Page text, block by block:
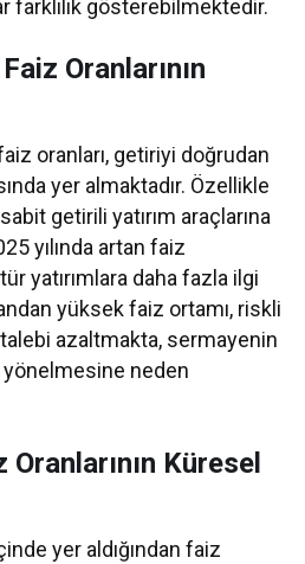
farklılık gösterebilmektedir.
Oranlarının
faiz oranları, getiriyi doğrudan
yer almaktadır. Özellikle
getirili yatırım araçlarına
yılında artan faiz
yatırımlara daha fazla ilgi
yüksek faiz ortamı, riskli
talebi azaltmakta, sermayenin
neden
Küresel
yer aldığından faiz